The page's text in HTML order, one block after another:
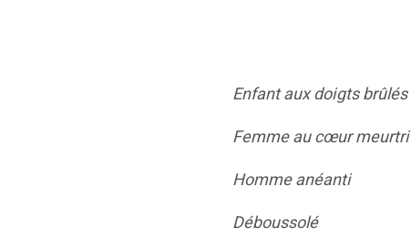
Enfant aux doigts brûlés
Femme au cœur meurtri
Homme anéanti
Déboussolé